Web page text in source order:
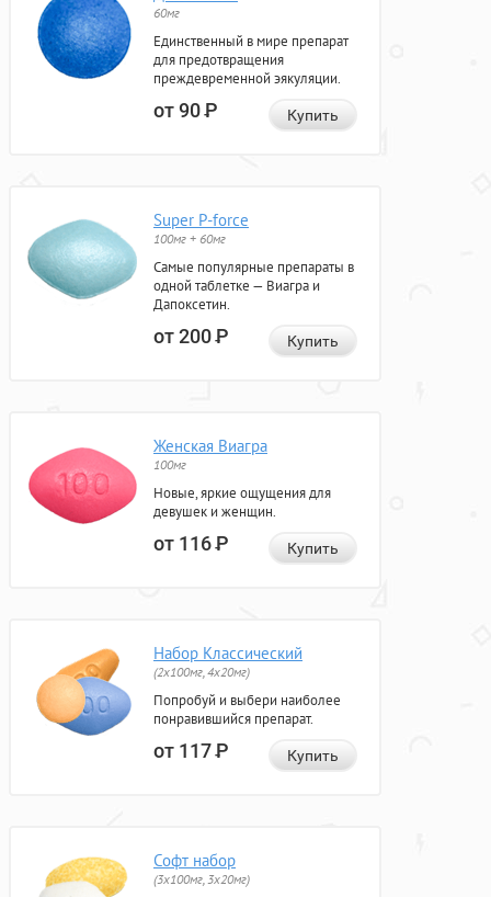
60мг
Единственный в мире препарат
для предотвращения
преждевременной эякуляции.
от 90Р Купить
Super P-force
100мг + 60мг
Самые популярные препараты в
одной таблетке — Виагра и
Дапоксетин.
от 200Р Купить
Женская Виагра
100мг
Новые, яркие ощущения для
девушек и женщин.
от 116Р Купить
Набор Классический
(2x100мг, 4x20мг)
Попробуй и выбери наиболее
понравившийся препарат.
от 117Р Купить
Софт набор
(3x100мг, 3x20мг)